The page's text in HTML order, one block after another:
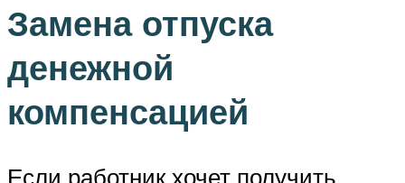
Замена отпуска
денежной
компенсацией
Если работник хочет получить